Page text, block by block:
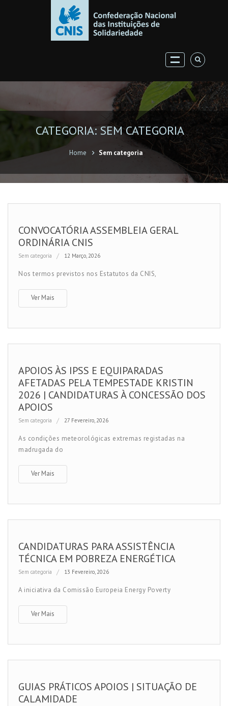
CATEGORIA: SEM CATEGORIA
Home Sem categoria
CONVOCATÓRIA ASSEMBLEIA GERAL
ORDINÁRIA CNIS
Sem categoria 12 Março, 2026
Nos termos previstos nos Estatutos da CNIS,
Ver Mais
APOIOS ÀS IPSS E EQUIPARADAS
AFETADAS PELA TEMPESTADE KRISTIN
2026 | CANDIDATURAS À CONCESSÃO DOS
APOIOS
Sem categoria 27 Fevereiro, 2026
As condições meteorológicas extremas registadas na
madrugada do
Ver Mais
CANDIDATURAS PARA ASSISTÊNCIA
TÉCNICA EM POBREZA ENERGÉTICA
Sem categoria 13 Fevereiro, 2026
A iniciativa da Comissão Europeia Energy Poverty
Ver Mais
GUIAS PRÁTICOS APOIOS | SITUAÇÃO DE
CALAMIDADE